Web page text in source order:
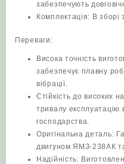
забезпечують
Комплектація: В зборі
Переваги:
Висока точність
забезпечує плавну
вібрації.
Стійкість до високих
тривалу експлуатацію
господарства.
Оригінальна деталь:
двигуном ЯМЗ-238АК
Надійність: